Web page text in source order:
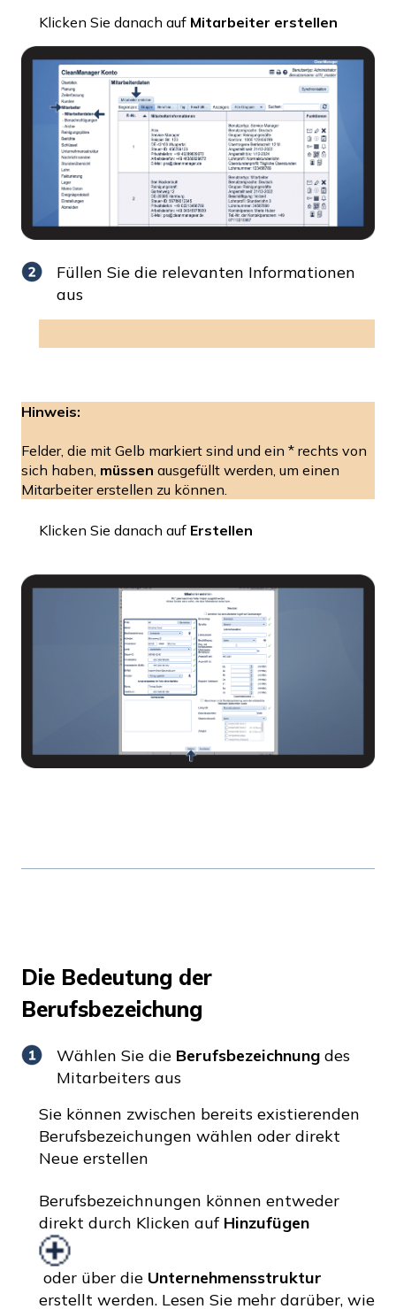
Klicken Sie danach auf Mitarbeiter erstellen
Füllen Sie die relevanten Informationen
aus
Hinweis:
Felder, die mit Gelb markiert sind und ein * rechts von
sich haben, müssen ausgefüllt werden, um einen
Mitarbeiter erstellen zu können.
Klicken Sie danach auf Erstellen
Die Bedeutung der
Berufsbezeichung
Wählen Sie die Berufsbezeichnung des
Mitarbeiters aus
Sie können zwischen bereits existierenden
Berufsbezeichungen wählen oder direkt
Neue erstellen
Berufsbezeichnungen können entweder
direkt durch Klicken auf Hinzufügen
oder über die Unternehmensstruktur
erstellt werden. Lesen Sie mehr darüber, wie